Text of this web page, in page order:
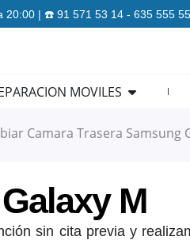
20:00 | ☎️ 91 571 53 14 - 635 555
MOVILES Open
Camara Trasera Samsung
M
sin cita previa y